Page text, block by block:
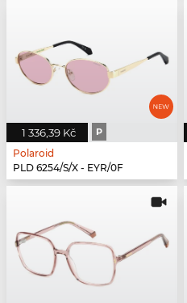
1 336,39 Kč P
Polaroid
PLD 6254/S/X - EYR/0F